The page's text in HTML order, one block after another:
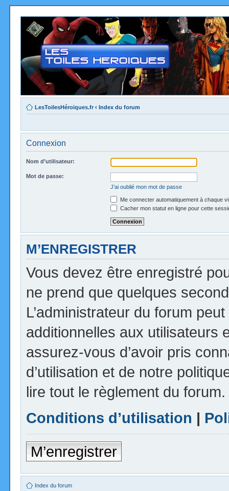
LesToilesHéroïques.fr ‹ Index du forum
Connexion
Nom d’utilisateur:
Mot de passe:
J’ai oublié mon mot de passe
Me connecter automatiquement à chaque
Cacher mon statut en ligne pour cette
M’ENREGISTRER
Vous devez être enregistré
ne prend que quelques
L’administrateur du forum
additionnelles aux utilisateurs
assurez-vous d’avoir pris
d’utilisation et de notre
lire tout le règlement du forum.
Conditions d’utilisation |
M’enregistrer
Index du forum